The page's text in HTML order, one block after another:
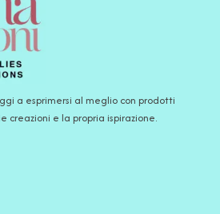
a esprimersi al meglio con prodotti
creazioni e la propria ispirazione.